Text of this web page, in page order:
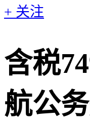
+ 关注
含税
航公